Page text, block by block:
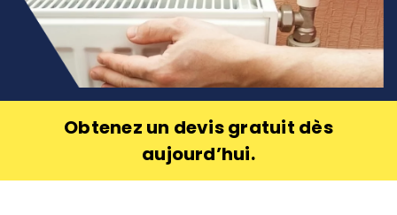
Obtenez un devis gratuit dès
aujourd’hui.